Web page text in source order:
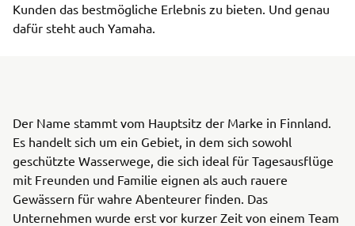
Kunden das bestmögliche Erlebnis zu bieten. Und genau
dafür steht auch Yamaha.
Der Name stammt vom Hauptsitz der Marke in Finnland.
Es handelt sich um ein Gebiet, in dem sich sowohl
geschützte Wasserwege, die sich ideal für Tagesausflüge
mit Freunden und Familie eignen als auch rauere
Gewässern für wahre Abenteurer finden. Das
Unternehmen wurde erst vor kurzer Zeit von einem Team